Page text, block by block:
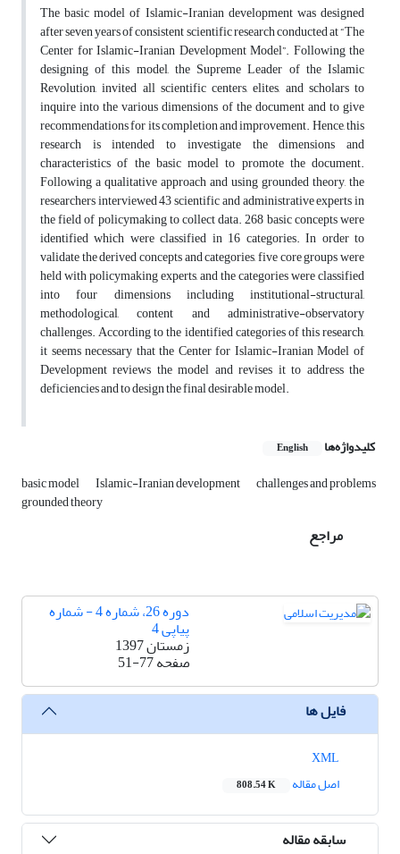
The basic model of Islamic-Iranian development was designed
after seven years of consistent scientific research conducted at “The
Center for Islamic-Iranian Development Model”. Following the
designing of this model, the Supreme Leader of the Islamic
Revolution, invited all scientific centers, elites, and scholars to
inquire into the various dimensions of the document and to give
recommendations for its completion and improvement. Hence, this
research is intended to investigate the dimensions and
characteristics of the basic model to promote the document.
Following a qualitative approach and using grounded theory, the
researchers interviewed 43 scientific and administrative experts in
the field of policymaking to collect data. 268 basic concepts were
identified which were classified in 16 categories. In order to
validate the derived concepts and categories, five core groups were
held with policymaking experts, and the categories were classified
into four dimensions including institutional-structural,
methodological, content and administrative-observatory
challenges. According to the identified categories of this research,
it seems necessary that the Center for Islamic-Iranian Model of
Development reviews the model and revises it to address the
deficiencies and to design the final desirable model.
کلیدواژه‌ها English
basic model Islamic-Iranian development challenges and problems
grounded theory
مراجع
دوره 26، شماره 4 - شماره
پیاپی 4
زمستان 1397
صفحه51-77
فایل ها
اصل مقاله
808.54 K
سابقه مقاله